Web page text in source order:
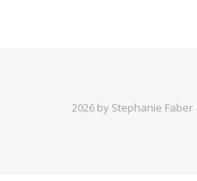
2026 by Stephanie Faber